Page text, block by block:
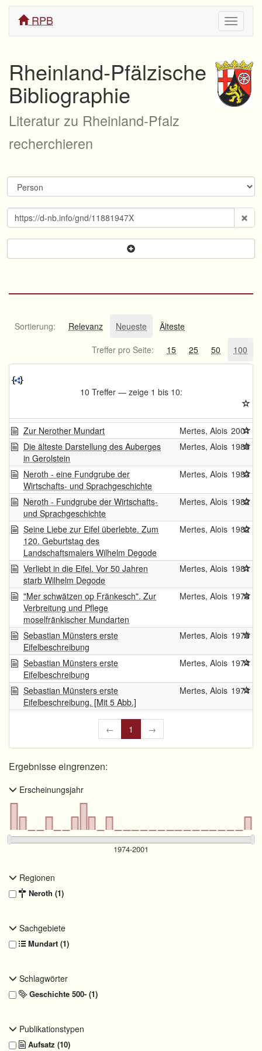
ein/
RPB
Rheinland-Pfälzische
Bibliographie
Literatur zu Rheinland-Pfalz
recherchieren
Sortierung: Relevanz Neueste
Älteste
Treffer pro Seite:
15 25 50 100
10 Treffer — zeige 1 bis 10:
Zur Nerother Mundart Mertes, Alois 2001
Die älteste Darstellung des Auberges
in Gerolstein
Mertes, Alois 1985
Neroth - eine Fundgrube der
Wirtschafts- und Sprachgeschichte
Mertes, Alois 1983
Neroth - Fundgrube der Wirtschafts-
und Sprachgeschichte
Mertes, Alois 1982
Seine Liebe zur Eifel überlebte. Zum
120. Geburtstag des
Landschaftsmalers Wilhelm Degode
Mertes, Alois 1982
Verliebt in die Eifel. Vor 50 Jahren
starb Wilhelm Degode
Mertes, Alois 1981
"Mer schwätzen op Fränkesch". Zur
Verbreitung und Pflege
moselfränkischer Mundarten
Mertes, Alois 1978
Sebastian Münsters erste
Eifelbeschreibung
Mertes, Alois 1975
Sebastian Münsters erste
Eifelbeschreibung
Mertes, Alois 1974
Sebastian Münsters erste
Eifelbeschreibung. [Mit 5 Abb.]
Mertes, Alois 1974
← 1 →
Ergebnisse eingrenzen:
Erscheinungsjahr
Regionen
Neroth (1)
Sachgebiete
Mundart (1)
Schlagwörter
Geschichte 500- (1)
Publikationstypen
Aufsatz (10)